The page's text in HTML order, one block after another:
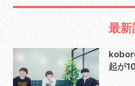
最新
起が